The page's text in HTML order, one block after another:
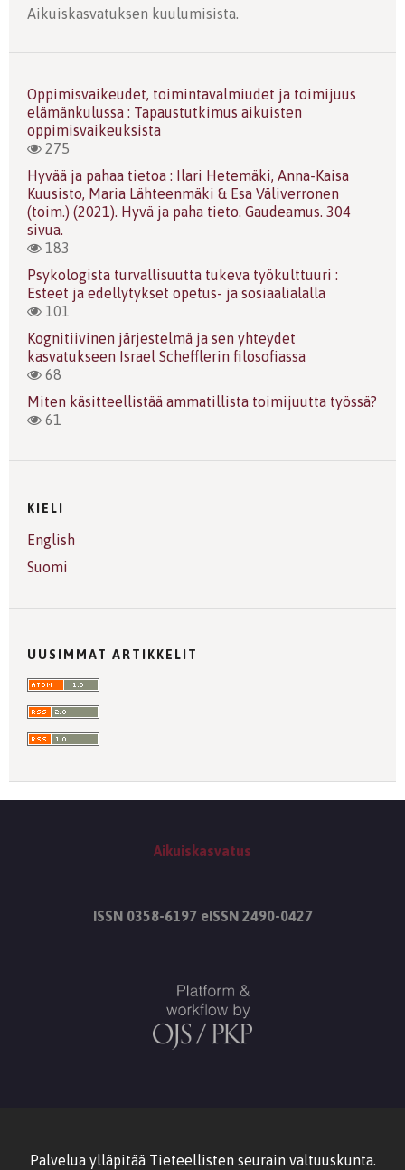
Aikuiskasvatuksen kuulumisista.
Oppimisvaikeudet, toimintavalmiudet ja toimijuus
elämänkulussa : Tapaustutkimus aikuisten
oppimisvaikeuksista
275
Hyvää ja pahaa tietoa : Ilari Hetemäki, Anna-Kaisa
Kuusisto, Maria Lähteenmäki & Esa Väliverronen
(toim.) (2021). Hyvä ja paha tieto. Gaudeamus. 304
sivua.
183
Psykologista turvallisuutta tukeva työkulttuuri :
Esteet ja edellytykset opetus- ja sosiaalialalla
101
Kognitiivinen järjestelmä ja sen yhteydet
kasvatukseen Israel Schefflerin filosofiassa
68
Miten käsitteellistää ammatillista toimijuutta työssä?
61
KIELI
English
Suomi
UUSIMMAT ARTIKKELIT
Aikuiskasvatus
ISSN 0358-6197 eISSN 2490-0427
Palvelua ylläpitää Tieteellisten seurain valtuuskunta.